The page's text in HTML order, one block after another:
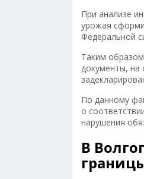
При анализе
урожая
Федеральной
Таким
документы, на
По данному
о
нарушения
В